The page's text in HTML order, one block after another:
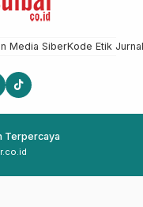
Media SiberKode Etik
Terpercaya